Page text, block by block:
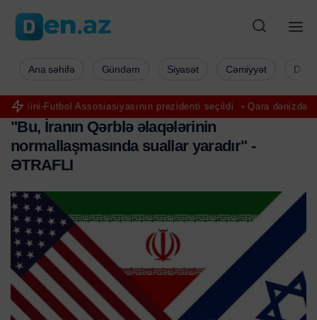
Assosiasiyasının prezidenti seçildi Qara dənizdə Türkiyə
Ana səhifə Gündəm Siyasət Cəmiyyət
"Bu, İranın Qərblə əlaqələrinin
normallaşmasında suallar yaradır" -
ƏTRAFLI